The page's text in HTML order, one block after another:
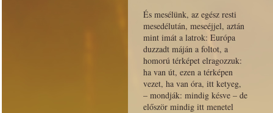
És mesélünk, az egész resti
mesedélután, meseéjjel, aztán
mint imát a latrok: Európa
duzzadt máján a foltot, a
homorú térképet elragozzuk:
ha van út, ezen a térképen
vezet, ha van óra, itt ketyeg,
– mondják: mindig késve – de
először mindig itt menetel